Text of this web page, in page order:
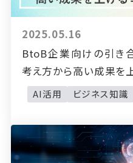
2025.05.16
BtoB企業向けの引き
考え方から高い成果を
AI活用 ビジネス知識